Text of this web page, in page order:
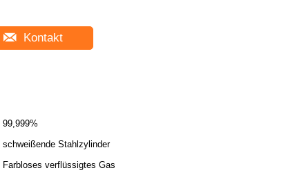
Kontakt
99,999%
schweißende Stahlzylinder
Farbloses verflüssigtes Gas